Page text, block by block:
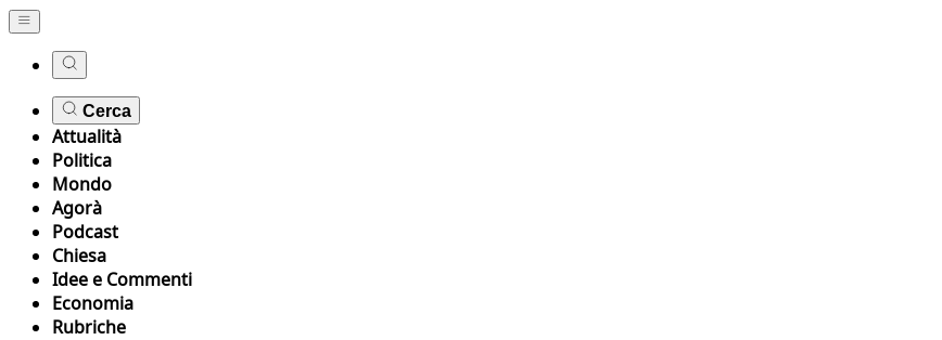
Cerca
Attualità
Politica
Mondo
Agorà
Podcast
Chiesa
Idee e Commenti
Economia
Rubriche